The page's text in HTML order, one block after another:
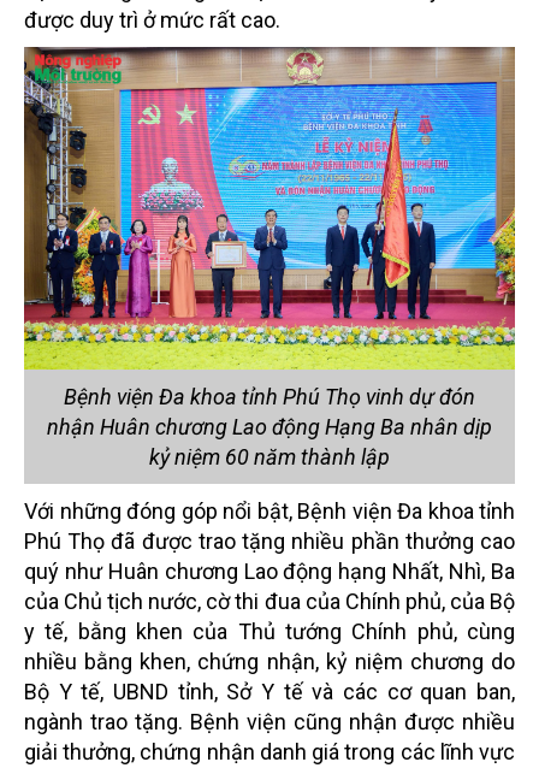
được duy trì ở mức rất cao.
Bệnh viện Đa khoa tỉnh Phú Thọ vinh dự đón
nhận Huân chương Lao động Hạng Ba nhân dịp
kỷ niệm 60 năm thành lập
Với những đóng góp nổi bật, Bệnh viện Đa khoa tỉnh
Phú Thọ đã được trao tặng nhiều phần thưởng cao
quý như Huân chương Lao động hạng Nhất, Nhì, Ba
của Chủ tịch nước, cờ thi đua của Chính phủ, của Bộ
y tế, bằng khen của Thủ tướng Chính phủ, cùng
nhiều bằng khen, chứng nhận, kỷ niệm chương do
Bộ Y tế, UBND tỉnh, Sở Y tế và các cơ quan ban,
ngành trao tặng. Bệnh viện cũng nhận được nhiều
giải thưởng, chứng nhận danh giá trong các lĩnh vực